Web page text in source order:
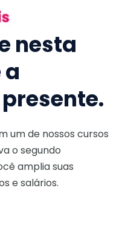
nesta
a
um de nossos cursos
o segundo
amplia suas
e salários.